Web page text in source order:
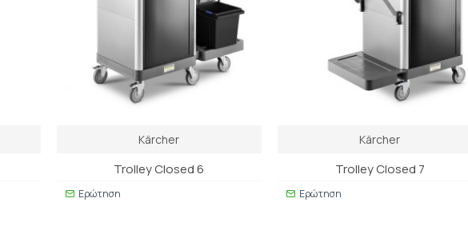
Kärcher
Trolley Closed 6
Ερώτηση
Kärcher
Trolley Closed 7
Ερώτηση